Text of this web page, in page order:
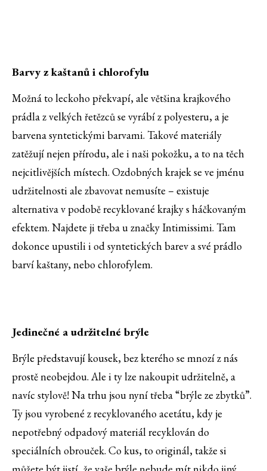
Barvy z kaštanů i chlorofylu
Možná to leckoho překvapí, ale většina krajkového
prádla z velkých řetězců se vyrábí z polyesteru, a je
barvena syntetickými barvami. Takové materiály
zatěžují nejen přírodu, ale i naši pokožku, a to na těch
nejcitlivějších místech. Ozdobných krajek se ve jménu
udržitelnosti ale zbavovat nemusíte – existuje
alternativa v podobě recyklované krajky s háčkovaným
efektem. Najdete ji třeba u značky Intimissimi. Tam
dokonce upustili i od syntetických barev a své prádlo
barví kaštany, nebo chlorofylem.
Jedinečné a udržitelné brýle
Brýle představují kousek, bez kterého se mnozí z nás
prostě neobejdou. Ale i ty lze nakoupit udržitelně, a
navíc stylově! Na trhu jsou nyní třeba “brýle ze zbytků”.
Ty jsou vyrobené z recyklovaného acetátu, kdy je
nepotřebný odpadový materiál recyklován do
speciálních obrouček. Co kus, to originál, takže si